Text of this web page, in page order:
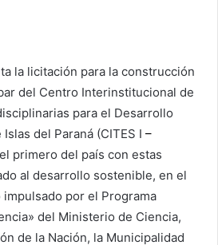
la licitación para la construcción
del Centro Interinstitucional de
para el Desarrollo
del Paraná (CITES I –
primero del país con estas
al desarrollo sostenible, en el
por el Programa
del Ministerio de Ciencia,
de la Nación, la Municipalidad